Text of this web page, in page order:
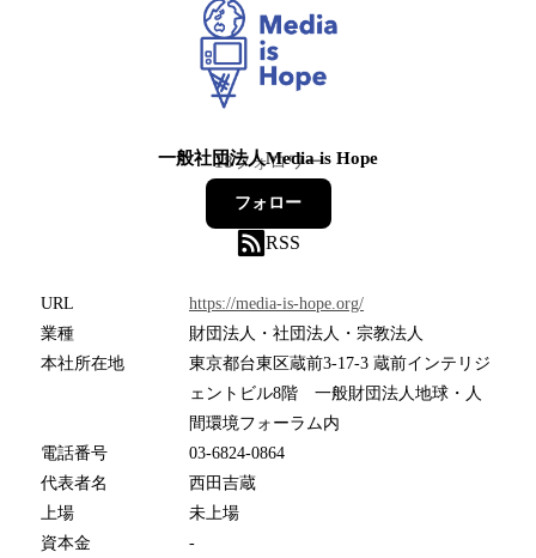
一般社団法人Media is Hope
18フォロワー
フォロー
RSS
URL
https://media-is-hope.org/
業種
財団法人・社団法人・宗教法人
本社所在地
東京都台東区蔵前3-17-3 蔵前インテリジ
ェントビル8階 一般財団法人地球・人
間環境フォーラム内
電話番号
03-6824-0864
代表者名
西田吉蔵
上場
未上場
資本金
-